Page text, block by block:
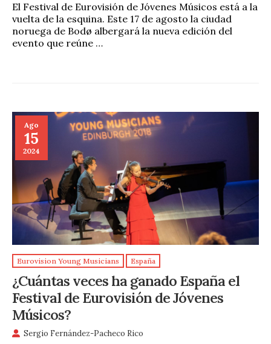
El Festival de Eurovisión de Jóvenes Músicos está a la
vuelta de la esquina. Este 17 de agosto la ciudad
noruega de Bodø albergará la nueva edición del
evento que reúne …
Ago
15
2024
Eurovision Young Musicians España
¿Cuántas veces ha ganado España el
Festival de Eurovisión de Jóvenes
Músicos?
Sergio Fernández-Pacheco Rico